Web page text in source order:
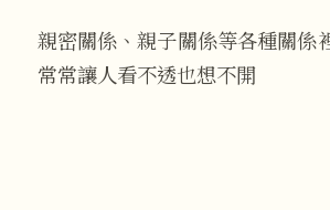
親密關係、親子關係等各種關係
常常讓人看不透也想不開